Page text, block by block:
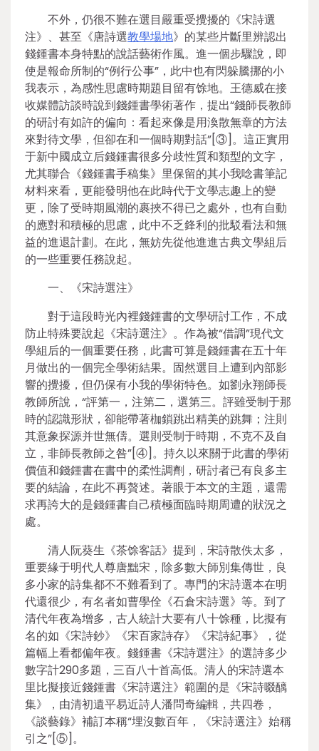
不外，仍很不難在選目嚴重受攪擾的《宋詩選
注》、甚至《唐詩選教學場地》的某些片斷里辨認出
錢鍾書本身特點的說話藝術作風。進一個步驟說，即
使是報命所制的“例行公事”，此中也有閃躲騰挪的小
我表示，為感性思慮時期題目留有馀地。王德威在接
收媒體訪談時說到錢鍾書學術著作，提出“錢師長教師
的研討有如許的偏向：看起來像是用渙散無章的方法
來對待文學，但卻在和一個時期對話”[③]。這正實用
于新中國成立后錢鍾書很多分歧性質和類型的文字，
尤其聯合《錢鍾書手稿集》里保留的其小我唸書筆記
材料來看，更能發明他在此時代于文學志趣上的變
更，除了受時期風潮的裹挾不得已之處外，也有自動
的應對和積極的思慮，此中不乏鋒利的批駁看法和無
益的進退計劃。在此，無妨先從他進進古典文學組后
的一些重要任務說起。
一、《宋詩選注》
對于這段時光內裡錢鍾書的文學研討工作，不成
防止特殊要說起《宋詩選注》。作為被“借調”現代文
學組后的一個重要任務，此書可算是錢鍾書在五十年
月做出的一個完全學術結果。固然選目上遭到內部影
響的攪擾，但仍保有小我的學術特色。如劉永翔師長
教師所說，“評第一，注第二，選第三。評雖受制于那
時的認識形狀，卻能帶著枷鎖跳出精美的跳舞；注則
其意象探源并世無儔。選則受制于時期，不克不及自
立，非師長教師之咎”[④]。持久以來關于此書的學術
價值和錢鍾書在書中的柔性調劑，研討者已有良多主
要的結論，在此不再贅述。著眼于本文的主題，還需
求再誇大的是錢鍾書自己積極面臨時期周遭的狀況之
處。
清人阮葵生《茶馀客話》提到，宋詩散佚太多，
重要緣于明代人尊唐黜宋，除多數大師別集傳世，良
多小家的詩集都不不難看到了。專門的宋詩選本在明
代還很少，有名者如曹學佺《石倉宋詩選》等。到了
清代年夜為增多，古人統計大要有八十馀種，比擬有
名的如《宋詩鈔》《宋百家詩存》《宋詩紀事》，從
篇幅上看都偏年夜。錢鍾書《宋詩選注》的選詩多少
數字計290多題，三百八十首高低。清人的宋詩選本
里比擬接近錢鍾書《宋詩選注》範圍的是《宋詩啜醨
集》，由清初遺平易近詩人潘問奇編輯，共四卷，
《談藝錄》補訂本稱“埋沒數百年，《宋詩選注》始稱
引之”[⑤]。